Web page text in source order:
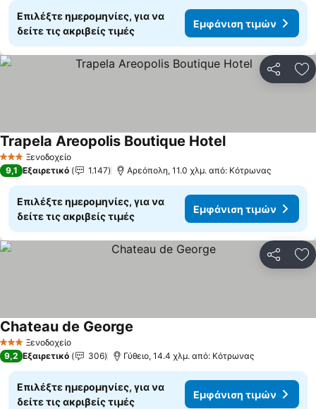
Επιλέξτε ημερομηνίες, για να
δείτε τις ακριβείς τιμές
Εμφάνιση τιμών
3 ΑστέριαΞενοδοχείο
Trapela Areopolis Boutique Hotel
9,1 Εξαιρετικό 1.147 Αρεόπολη, 11.0 χλμ. από: Κότρωνας
Επιλέξτε ημερομηνίες, για να
δείτε τις ακριβείς τιμές
Εμφάνιση τιμών
3 ΑστέριαΞενοδοχείο
Chateau de George
9,2 Εξαιρετικό 306 Γύθειο, 14.4 χλμ. από: Κότρωνας
Επιλέξτε ημερομηνίες, για να
δείτε τις ακριβείς τιμές
Εμφάνιση τιμών